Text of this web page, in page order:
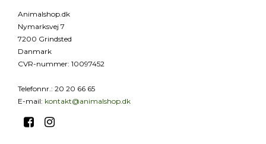
Animalshop.dk
Nymarksvej 7
7200 Grindsted
Danmark
CVR-nummer: 10097452
Telefonnr. : 20 20 66 65
E-mail: kontakt@animalshop.dk